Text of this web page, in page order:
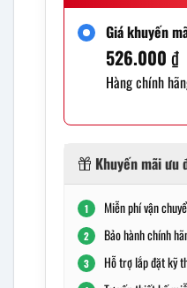
Giá khuyến
526.000 ₫
Hàng chính
Khuyến mãi ưu
1 Miễn phí vận
2 Bảo hành chính
3 Hỗ trợ lắp đặt kỹ